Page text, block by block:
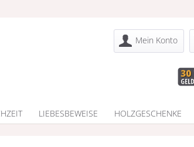
Mein Konto
LIEBESBEWEISE HOLZGESCHENKE